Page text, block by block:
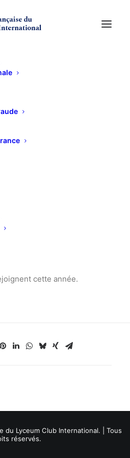
des voeux
des
»
Paris 6e, Métro:
cette année.
du Lyceum Club International. | Tous
réservés.